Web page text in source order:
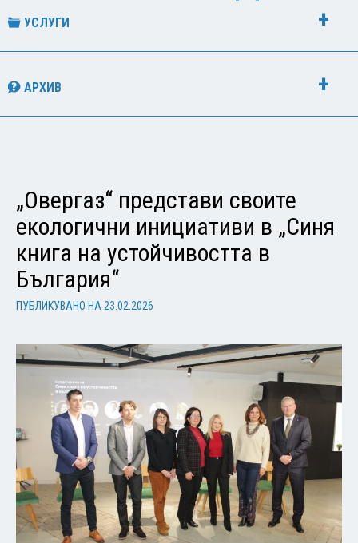
УСЛУГИ
АРХИВ
„Овергаз“ представи своите
екологични инициативи в „Синя
книга на устойчивостта в
България“
ПУБЛИКУВАНО НА 23.02.2026